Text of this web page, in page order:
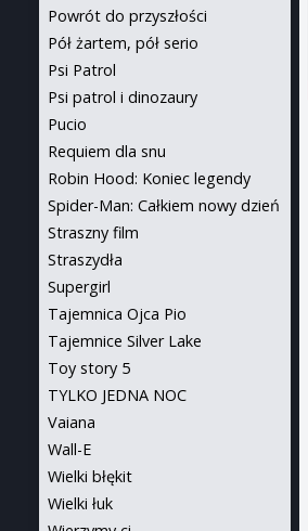
Powrót do przyszłości
Pół żartem, pół serio
Psi Patrol
Psi patrol i dinozaury
Pucio
Requiem dla snu
Robin Hood: Koniec legendy
Spider-Man: Całkiem nowy dzień
Straszny film
Straszydła
Supergirl
Tajemnica Ojca Pio
Tajemnice Silver Lake
Toy story 5
TYLKO JEDNA NOC
Vaiana
Wall-E
Wielki błękit
Wielki łuk